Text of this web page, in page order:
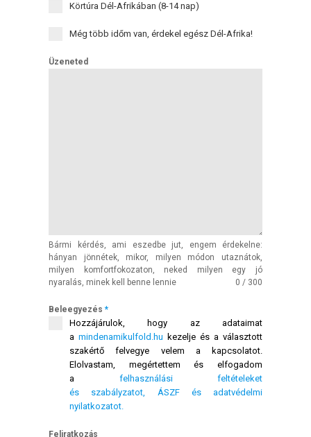
Rólunk
Külföldre költöznék!
Szakértőink
Beutazási engedélyek
Online bolt
Körtúra Dél-Afrikában (8-14 nap)
Még több időm van, érdekel egész Dél-Afrika!
Üzeneted
Bármi kérdés, ami eszedbe jut, engem érdekelne:
hányan jönnétek, mikor, milyen módon utaznátok,
milyen komfortfokozaton, neked milyen egy jó
nyaralás, minek kell benne lennie
0 / 300
Beleegyezés *
Hozzájárulok, hogy az adataimat
a mindenamikulfold.hu kezelje és a választott
szakértő felvegye velem a kapcsolatot.
Elolvastam, megértettem és elfogadom
a felhasználási feltételeket
és szabályzatot, ÁSZF és adatvédelmi
nyilatkozatot.
Feliratkozás